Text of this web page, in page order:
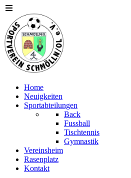
Home
Neuigkeiten
Sportabteilungen
Back
Fussball
Tischtennis
Gymnastik
Vereinsheim
Rasenplatz
Kontakt